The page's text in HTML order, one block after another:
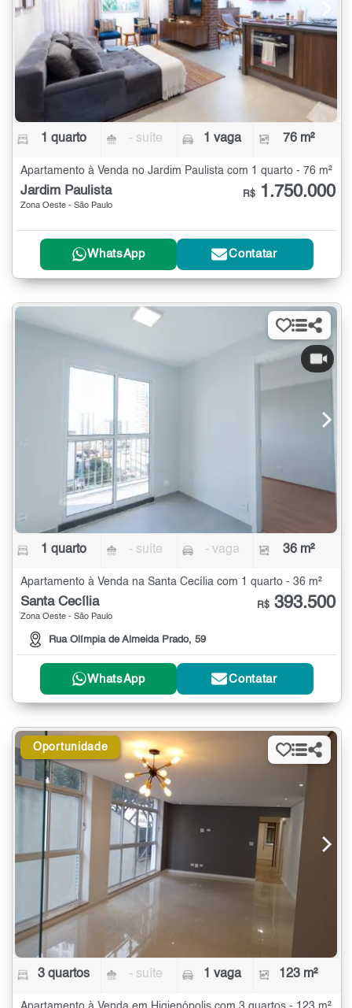
1 quarto - suíte 1 vaga 76 m²
Apartamento à Venda no Jardim Paulista com 1 quarto - 76 m²
Jardim Paulista
Zona Oeste - São Paulo
R$ 1.750.000
WhatsApp Contatar
1 quarto - suíte - vaga 36 m²
Apartamento à Venda na Santa Cecília com 1 quarto - 36 m²
Santa Cecília
Zona Oeste - São Paulo
Rua Olímpia de Almeida Prado, 59
R$ 393.500
WhatsApp Contatar
Oportunidade
3 quartos - suíte 1 vaga 123 m²